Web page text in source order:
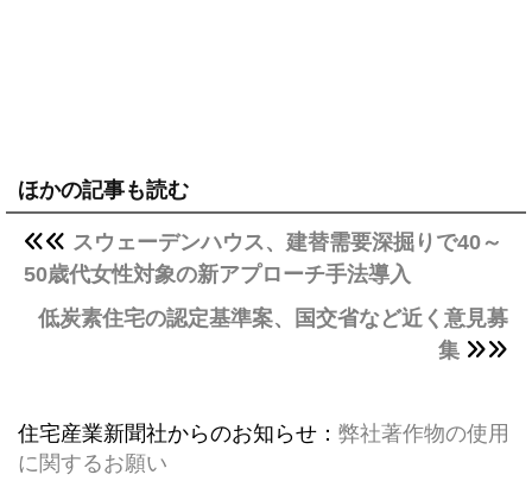
ほかの記事も読む
スウェーデンハウス、建替需要深掘りで40～
50歳代女性対象の新アプローチ手法導入
低炭素住宅の認定基準案、国交省など近く意見募
集
住宅産業新聞社からのお知らせ： 弊社著作物の使用
に関するお願い